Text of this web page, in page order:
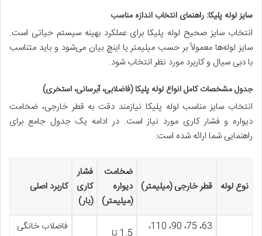
سایز لوله پلیکا: راهنمای انتخاب اندازه مناسب
انتخاب سایز صحیح لوله پلیکا برای عملکرد بهینه سیستم حیاتی است.
سایز لوله‌ها معمولاً بر حسب میلیمتر یا اینچ بیان می‌شود و باید متناسب
با دبی سیال و کاربرد مورد نظر انتخاب شود.
جدول مشخصات کامل انواع لوله پلیکا (فاضلابی، آبرسانی، استخری)
انتخاب سایز مناسب لوله پلیکا نیازمند دقت به قطر خارجی، ضخامت
دیواره و فشار کاری مورد نیاز است. در ادامه یک جدول جامع برای
راهنمایی شما ارائه شده است:
نوع لوله قطر خارجی (میلیمتر)
ضخامت
دیواره
(میلیمتر)
فشار
کاری
(بار)
کاربرد اصلی
63، 75، 90، 110،
فاضلاب خانگی